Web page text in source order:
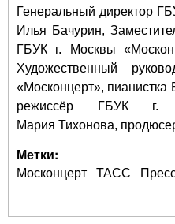
Генеральный директор
Илья Бачурин,
ГБУК г. Москвы
Художественный
«Москонцерт»,
режиссёр ГБУК г.
Мария Тихонова,
Метки:
Москонцерт ТАСС